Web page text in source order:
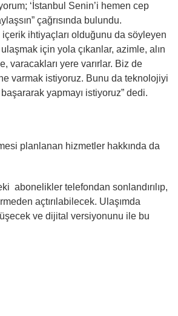
‘İstanbul Senin’i hemen cep
çağrısında bulundu.
ihtiyaçları olduğunu da söyleyen
için yola çıkanlar, azimle, alın
varacakları yere varırlar. Biz de
varmak istiyoruz. Bunu da teknolojiyi
yapmayı istiyoruz” dedi.
planlanan hizmetler hakkında da
abonelikler telefondan sonlandırılıp,
açtırılabilecek. Ulaşımda
ve dijital versiyonunu ile bu